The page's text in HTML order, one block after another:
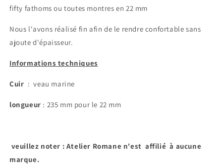
fifty fathoms ou toutes montres en 22 mm
Nous l'avons réalisé fin afin de le rendre confortable sans
ajoute d'épaisseur.
Informations techniques
Cuir : veau marine
longueur : 235 mm pour le 22 mm
veuillez noter : Atelier Romane n'est affilié à aucune
marque.